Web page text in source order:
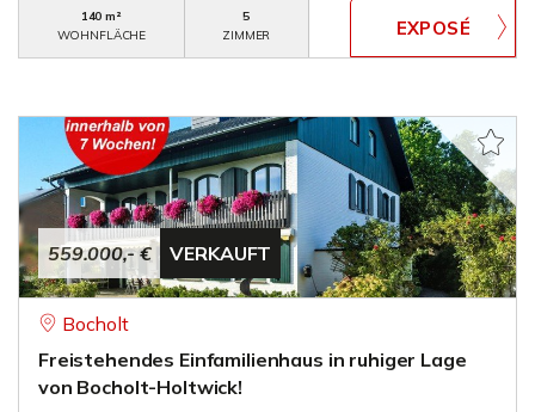
140 m²
WOHNFLÄCHE
5
ZIMMER
559.000,- € VERKAUFT
Bocholt
Freistehendes Einfamilienhaus in ruhiger Lage
von Bocholt-Holtwick!